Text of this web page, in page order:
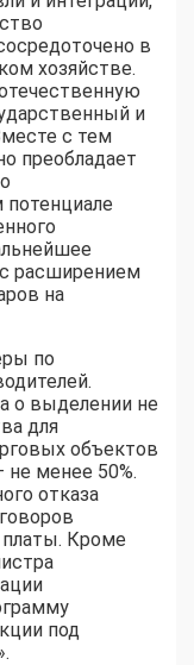
в
хозяйстве.
и
с тем
преобладает
потенциале
с расширением
на
по
о выделении не
для
объектов
менее 50%.
отказа
Кроме
под